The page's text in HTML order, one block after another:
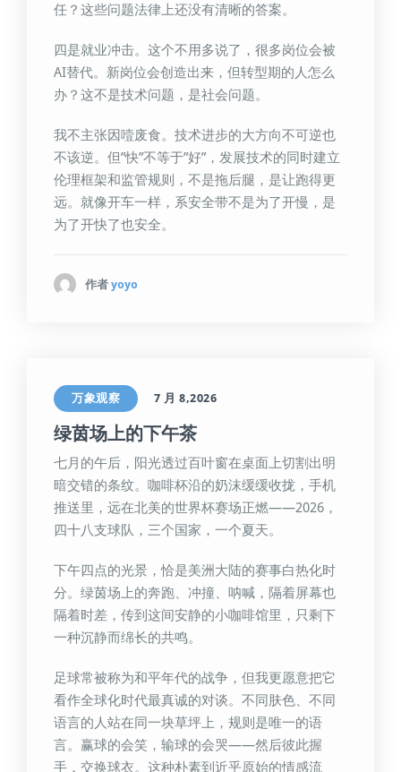
任？这些问题法律上还没有清晰的答案。
四是就业冲击。这个不用多说了，很多岗位会被
AI替代。新岗位会创造出来，但转型期的人怎么
办？这不是技术问题，是社会问题。
我不主张因噎废食。技术进步的大方向不可逆也
不该逆。但”快”不等于”好”，发展技术的同时建立
伦理框架和监管规则，不是拖后腿，是让跑得更
远。就像开车一样，系安全带不是为了开慢，是
为了开快了也安全。
作者 yoyo
万象观察 7 月 8,2026
绿茵场上的下午茶
七月的午后，阳光透过百叶窗在桌面上切割出明
暗交错的条纹。咖啡杯沿的奶沫缓缓收拢，手机
推送里，远在北美的世界杯赛场正燃——2026，
四十八支球队，三个国家，一个夏天。
下午四点的光景，恰是美洲大陆的赛事白热化时
分。绿茵场上的奔跑、冲撞、呐喊，隔着屏幕也
隔着时差，传到这间安静的小咖啡馆里，只剩下
一种沉静而绵长的共鸣。
足球常被称为和平年代的战争，但我更愿意把它
看作全球化时代最真诚的对谈。不同肤色、不同
语言的人站在同一块草坪上，规则是唯一的语
言。赢球的会笑，输球的会哭——然后彼此握
手，交换球衣。这种朴素到近乎原始的情感流